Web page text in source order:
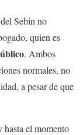
Sebin no
quien es
. Ambos
normales, no
a pesar de que
el momento